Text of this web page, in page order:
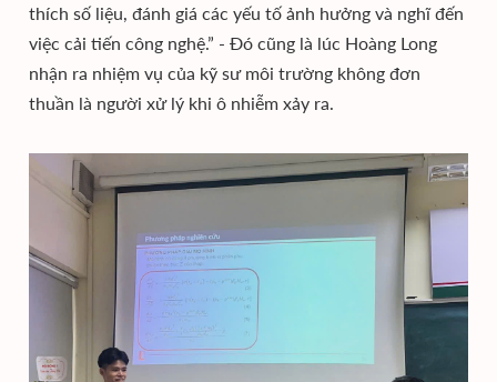
thích số liệu, đánh giá các yếu tố ảnh hưởng và nghĩ đến
việc cải tiến công nghệ.” - Đó cũng là lúc Hoàng Long
nhận ra nhiệm vụ của kỹ sư môi trường không đơn
thuần là người xử lý khi ô nhiễm xảy ra.